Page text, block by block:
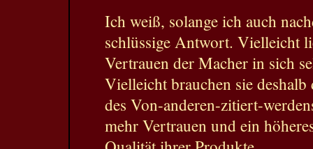
Ich weiß, solange ich auch
schlüssige Antwort. Vielleicht
Vertrauen der Macher in sich
Vielleicht brauchen sie
des Von-anderen-zitiert-
mehr Vertrauen und ein